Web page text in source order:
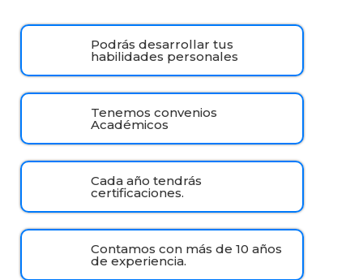
Podrás desarrollar tus
habilidades personales
Tenemos convenios
Académicos
Cada año tendrás
certificaciones.
Contamos con más de 10 años
de experiencia.